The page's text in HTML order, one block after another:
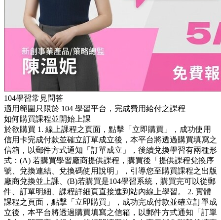
104學習常見問答
適用範圍只限於 104 學習平台，完成費用給付之課程
如何購買課程並開始上課
於欲購買 1. 線上課程之頁面，點擊「立即購買」，成功使用
信用卡完成付款並確立訂單成立後，本平台將透過購買填寫之
信箱，以郵件方式通知「訂單成立」，後續兌換學習有兩種形
式：(A) 若購買學習廠商提供課程，購買後「提供課程兌換序
號、兌換連結、兌換碼使用說明」，引導您至購買課程之出版
廠商兌換並上課、(B)若購買是104學習系統，購買完可以從郵
件、訂單明細、課程詳細頁直接進到站內線上學習。 2. 實體
課程之頁面，點擊「立即購買」，成功完成付款並確立訂單成
立後，本平台將透過購買填寫之信箱，以郵件方式通知「訂單